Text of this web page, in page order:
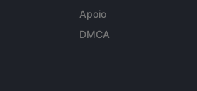
Apoio
DMCA